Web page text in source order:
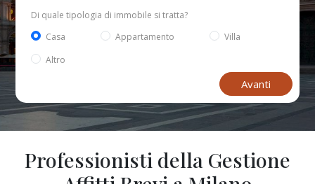
Di quale tipologia di immobile si tratta?
Casa
Appartamento
Villa
Altro
Avanti
Professionisti della Gestione